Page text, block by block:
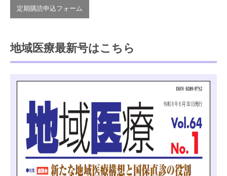
定期購読申込フォーム
地域医療最新号はこちら